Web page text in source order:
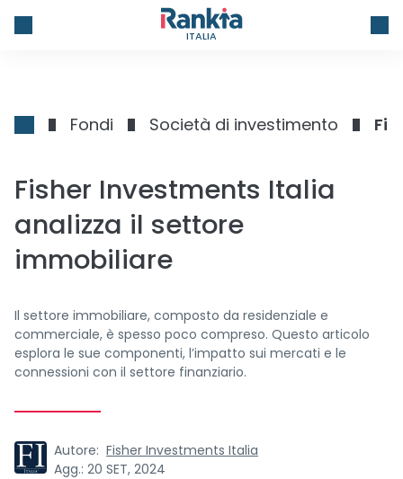
ITALIA
Fondi Società di investimento
Fisher Investments Italia
analizza il settore
immobiliare
Il settore immobiliare, composto da residenziale e
commerciale, è spesso poco compreso. Questo articolo
esplora le sue componenti, l’impatto sui mercati e le
connessioni con il settore finanziario.
Autore: Fisher Investments Italia
Agg.: 20 SET, 2024